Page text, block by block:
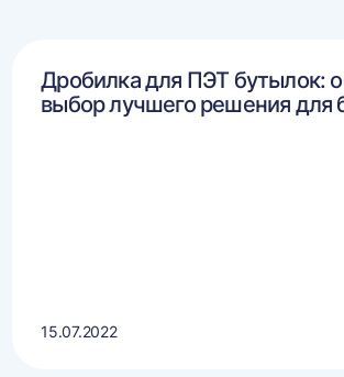
Дробилка для ПЭТ бутылок:
выбор лучшего решения для
15.07.2022